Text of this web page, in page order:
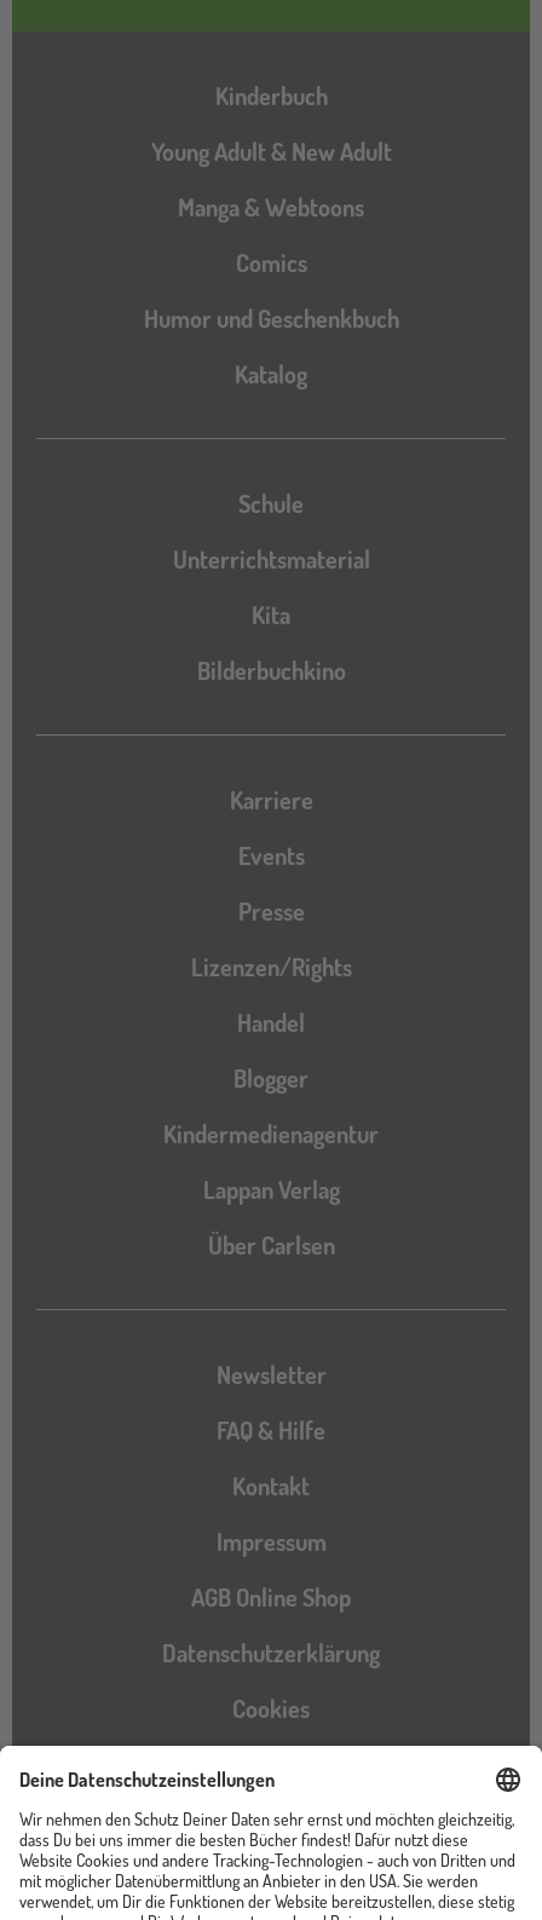
Hauptnavigation
Kinderbuch
Young Adult & New Adult
Manga & Webtoons
Comics
Humor und Geschenkbuch
Katalog
Katalog
Schule
Unterrichtsmaterial
Kita
Bilderbuchkino
Karriere
Events
Presse
Lizenzen/Rights
Handel
Blogger
Kindermedienagentur
Lappan Verlag
Über Carlsen
Newsletter
FAQ & Hilfe
Kontakt
Impressum
AGB Online Shop
Datenschutzerklärung
Cookies
Barrierefreiheitserklärung
Instagram
TikTokPinterestYouTubeFacebook